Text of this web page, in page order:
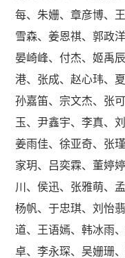
每、朱姗、章彦博、
雪森、姜恩祺、郭政
晏崎峰、付杰、姬禹
港、张成、赵心玮、
孙嘉笛、宗文杰、张
玉、尹鑫宇、李真、
姜雨佳、徐亚奇、张
家玥、吕奕霖、董婷
川 、 侯迅、张雅萌、
杨帆、于忠琪、刘怡
道、王语嫣、韩冰雨
卓、李永琛、吴姗珊